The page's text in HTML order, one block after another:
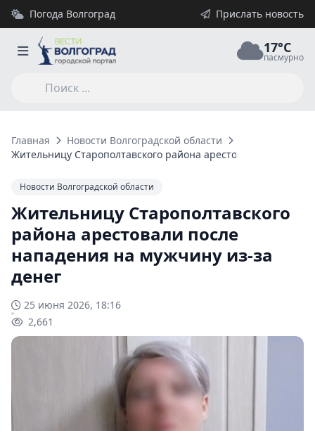
Погода Волгоград Прислать новость
17°C
пасмурно
Главная
Новости Волгоградской области
Жительницу Старополтавского района арестовали после
Новости Волгоградской области
Жительницу Старополтавского
района арестовали после
нападения на мужчину из-за
денег
25 июня 2026, 18:16
2,661